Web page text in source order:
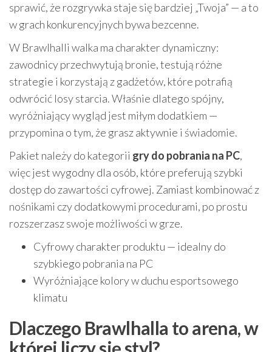
sprawić, że rozgrywka staje się bardziej „Twoja” — a to
w grach konkurencyjnych bywa bezcenne.
W Brawlhalli walka ma charakter dynamiczny:
zawodnicy przechwytują bronie, testują różne
strategie i korzystają z gadżetów, które potrafią
odwrócić losy starcia. Właśnie dlatego spójny,
wyróżniający wygląd jest miłym dodatkiem —
przypomina o tym, że grasz aktywnie i świadomie.
Pakiet należy do kategorii gry do pobrania na PC,
więc jest wygodny dla osób, które preferują szybki
dostęp do zawartości cyfrowej. Zamiast kombinować z
nośnikami czy dodatkowymi procedurami, po prostu
rozszerzasz swoje możliwości w grze.
Cyfrowy charakter produktu — idealny do
szybkiego pobrania na PC
Wyróżniające kolory w duchu esportsowego
klimatu
Dlaczego Brawlhalla to arena, w